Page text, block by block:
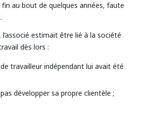
au bout de quelques années, faute
estimait être lié à la société
dès lors :
travailleur indépendant lui avait été
développer sa propre clientèle ;